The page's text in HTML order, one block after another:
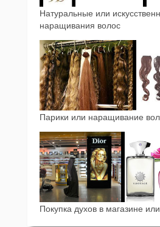
Натуральные или
наращивания волос
Парики или наращивание
Покупка духов в магазине